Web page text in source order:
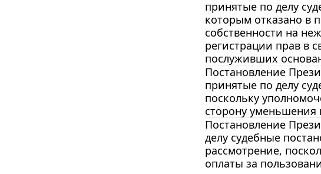
принятые по делу
которым отказано в
собственности на
регистрации прав в
послуживших
Постановление
принятые по делу
поскольку
сторону уменьшения
Постановление
делу судебные
рассмотрение,
оплаты за